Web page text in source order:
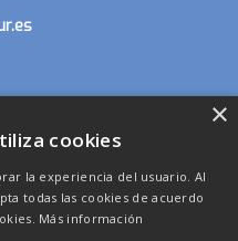
×
cookies
la experiencia del usuario. Al
todas las cookies de acuerdo
Más información